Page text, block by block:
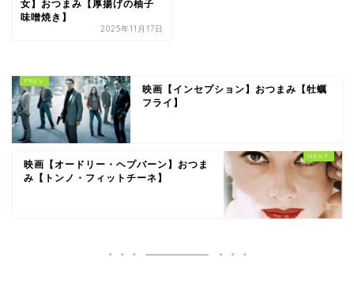
女】おつまみ【厚揚げの柚子
味噌焼き】
2025年11月17日
映画【インセプション】おつまみ【牡蠣
フライ】
映画【オードリー・ヘプバーン】おつま
み【トンノ・フィットチーネ】